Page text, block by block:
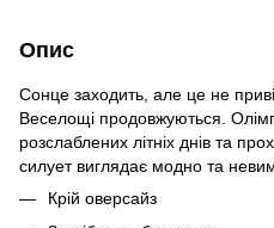
Опис
Сонце заходить, але це не
Веселощі продовжуються.
розслаблених літніх днів та
силует виглядає модно та
Крій оверсайз